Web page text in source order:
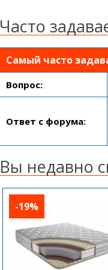
Часто
Самый часто
Вопрос:
Ответ с форума:
Вы недавно
-19%